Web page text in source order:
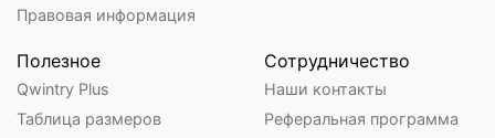
Правовая информация
Полезное
Qwintry Plus
Таблица размеров
Сотрудничество
Наши контакты
Реферальная программа